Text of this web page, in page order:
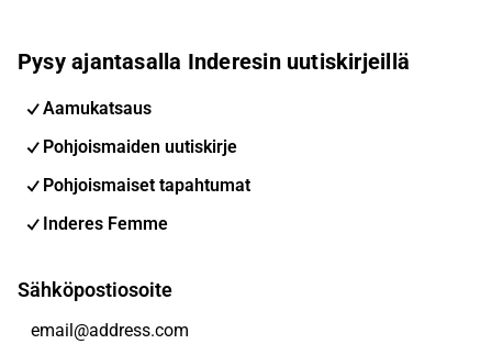
Pysy ajantasalla Inderesin uutiskirjeillä
Aamukatsaus
Pohjoismaiden uutiskirje
Pohjoismaiset tapahtumat
Inderes Femme
Sähköpostiosoite